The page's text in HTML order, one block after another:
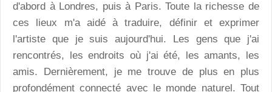
d'abord à Londres, puis à Paris. Toute la richesse de
ces lieux m'a aidé à traduire, définir et exprimer
l'artiste que je suis aujourd'hui. Les gens que j'ai
rencontrés, les endroits où j'ai été, les amants, les
amis. Dernièrement, je me trouve de plus en plus
profondément connecté avec le monde naturel. Tout